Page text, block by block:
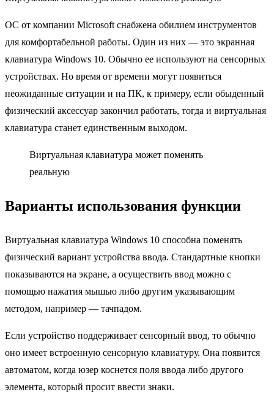
ОС от компании Microsoft снабжена обилием инструментов
для комфортабельной работы. Один из них — это экранная
клавиатура Windows 10. Обычно ее используют на сенсорных
устройствах. Но время от времени могут появиться
неожиданные ситуации и на ПК, к примеру, если обыденный
физический аксессуар закончил работать, тогда и виртуальная
клавиатура станет единственным выходом.
Виртуальная клавиатура может поменять
реальную
Варианты использования функции
Виртуальная клавиатура Windows 10 способна поменять
физический вариант устройства ввода. Стандартные кнопки
показываются на экране, а осуществить ввод можно с
помощью нажатия мышью либо другим указывающим
методом, например — тачпадом.
Если устройство поддерживает сенсорный ввод, то обычно
оно имеет встроенную сенсорную клавиатуру. Она появится
автоматом, когда юзер коснется поля ввода либо другого
элемента, который просит ввести знаки.